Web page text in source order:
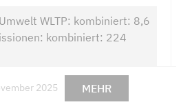
WLTP: kombiniert: 8,6
kombiniert: 224
2025 MEHR